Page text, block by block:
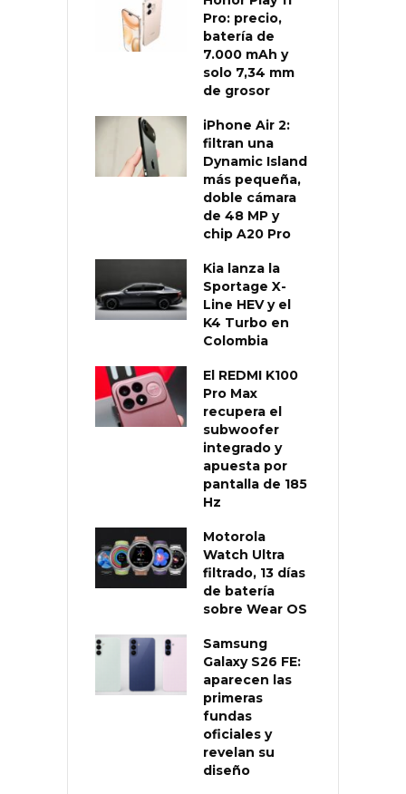
Pro: precio,
batería de
7.000 mAh y
solo 7,34 mm
de grosor
iPhone Air 2:
filtran una
Dynamic Island
más pequeña,
doble cámara
de 48 MP y
chip A20 Pro
Kia lanza la
Sportage X-
Line HEV y el
K4 Turbo en
Colombia
El REDMI K100
Pro Max
recupera el
subwoofer
integrado y
apuesta por
pantalla de 185
Hz
Motorola
Watch Ultra
filtrado, 13 días
de batería
sobre Wear OS
Samsung
Galaxy S26 FE:
aparecen las
primeras
fundas
oficiales y
revelan su
diseño